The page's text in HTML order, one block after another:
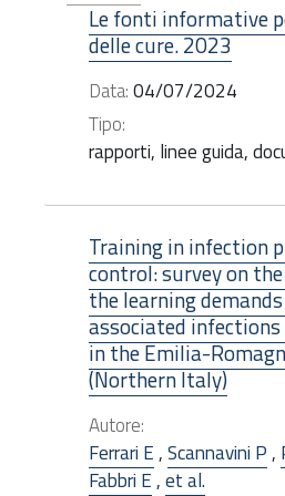
Le fonti informative
delle cure. 2023
Data:04/07/2024
Tipo:
rapporti, linee guida,
Training in infection
control: survey on
the learning
associated
in the Emilia-
(Northern Italy)
Autore:
Ferrari E,Scannavini P,
Fabbri E,et al.